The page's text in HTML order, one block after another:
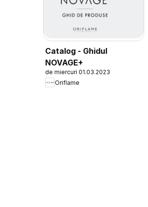
Catalog - Ghidul
NOVAGE+
de miercuri 01.03.2023
Oriflame